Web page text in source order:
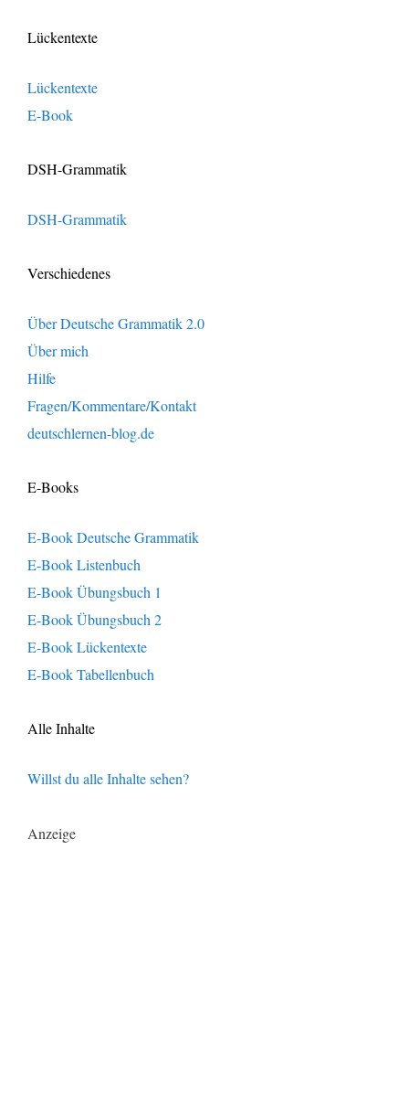
Lückentexte
Lückentexte
E-Book
DSH-Grammatik
DSH-Grammatik
Verschiedenes
Über Deutsche Grammatik 2.0
Über mich
Hilfe
Fragen/Kommentare/Kontakt
deutschlernen-blog.de
E-Books
E-Book Deutsche Grammatik
E-Book Listenbuch
E-Book Übungsbuch 1
E-Book Übungsbuch 2
E-Book Lückentexte
E-Book Tabellenbuch
Alle Inhalte
Willst du alle Inhalte sehen?
Anzeige